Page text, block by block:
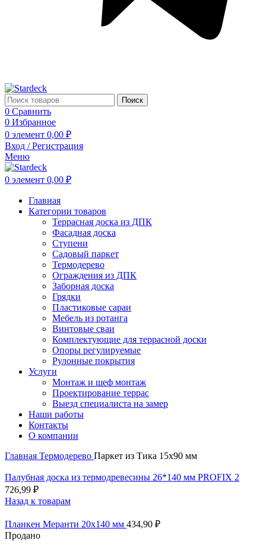
Поиск
0 Сравнить
0 Избранное
0 элемент 0,00 ₽
Вход / Регистрация
Меню
0 элемент 0,00 ₽
Главная
Категории товаров
Террасная доска из ДПК
Фасадная доска
Ступени
Садовый паркет
Термодерево
Ограждения из ДПК
Заборная доска
Грядки
Пластиковые сараи
Мебель из ротанга
Винтовые сваи
Комплектующие для террасной доски
Опоры регулируемые
Рулонные покрытия
Услуги
Монтаж и шеф монтаж
Проектирование террас
Выезд специалиста на замер
Наши работы
Контакты
О компании
Главная Термодерево Паркет из Тика 15х90 мм
Палубная доска из термодревесины 26*140 мм PROFIX 2
726,99 ₽
Назад к товарам
Планкен Меранти 20х140 мм 434,90 ₽
Продано